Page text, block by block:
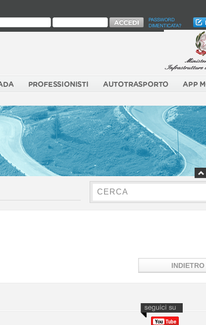
PASSWORD
DIMENTICATA?
PROFESSIONISTI AUTOTRASPORTO APP